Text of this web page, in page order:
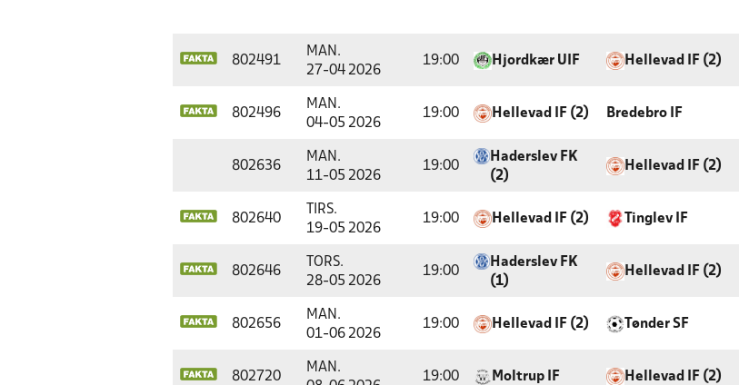
802491
MAN.
27-04 2026
19:00 Hjordkær UIF Hellevad IF (2)
802496
MAN.
04-05 2026
19:00 Hellevad IF (2) Bredebro IF
802636
MAN.
11-05 2026
19:00
Haderslev FK
(2)
Hellevad IF (2)
802640
TIRS.
19-05 2026
19:00 Hellevad IF (2) Tinglev IF
802646
TORS.
28-05 2026
19:00
Haderslev FK
(1)
Hellevad IF (2)
802656
MAN.
01-06 2026
19:00 Hellevad IF (2) Tønder SF
802720
MAN.
19:00 Moltrup IF Hellevad IF (2)